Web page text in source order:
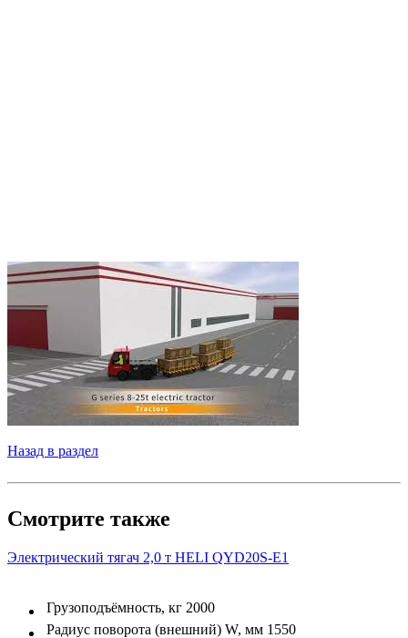
Назад в раздел
Смотрите также
Электрический тягач 2,0 т HELI QYD20S-E1
Грузоподъёмность, кг 2000
Радиус поворота (внешний) W, мм 1550